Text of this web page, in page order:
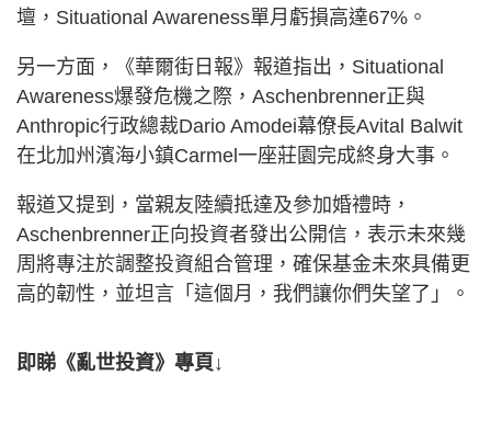
壇，Situational Awareness單月虧損高達67%。
另一方面，《華爾街日報》報道指出，Situational
Awareness爆發危機之際，Aschenbrenner正與
Anthropic行政總裁Dario Amodei幕僚長Avital Balwit
在北加州濱海小鎮Carmel一座莊園完成終身大事。
報道又提到，當親友陸續抵達及參加婚禮時，
Aschenbrenner正向投資者發出公開信，表示未來幾
周將專注於調整投資組合管理，確保基金未來具備更
高的韌性，並坦言「這個月，我們讓你們失望了」。
即睇《亂世投資》專頁↓